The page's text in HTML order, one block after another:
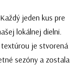
Každý jeden kus pre
lokálnej dielni.
je stvorená
sezóny a zostala